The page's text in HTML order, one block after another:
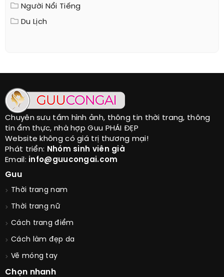
Người Nổi Tiếng
Du Lịch
Chuyên sưu tầm hình ảnh, thông tin thời trang, thông
tin ẩm thực, nhà hợp Guu PHÁI ĐẸP
Website không có giá trị thương mại!
Phát triển: Nhóm sinh viên già
Email: info@guucongai.com
Guu
Thời trang nam
Thời trang nữ
Cách trang điểm
Cách làm đẹp da
Vẽ móng tay
Chọn nhanh